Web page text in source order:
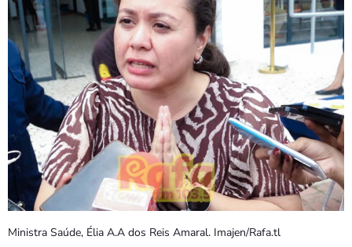
VÍDEO SIRA
EVENTU SIRA
KONTAKTU SIRA
TÉTUM keyboard_arrow_down
TÉTUM
PORTUGUÊS
PRÓXIMOS PROGRAMAS
Bom dia RAFA
7:00 AM - 9:00 AM
Ministra Saúde, Élia A.A dos Reis Amaral. Imajen/Rafa.tl